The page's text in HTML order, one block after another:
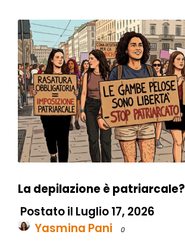
La depilazione è patriarcale?
Postato il Luglio 17, 2026
Yasmina Pani
0